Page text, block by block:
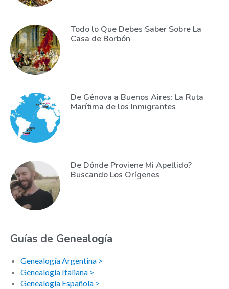
Todo lo Que Debes Saber Sobre La
Casa de Borbón
De Génova a Buenos Aires: La Ruta
Marítima de los Inmigrantes
De Dónde Proviene Mi Apellido?
Buscando Los Orígenes
Guías de Genealogía
Genealogía Argentina >
Genealogía Italiana >
Genealogía Española >